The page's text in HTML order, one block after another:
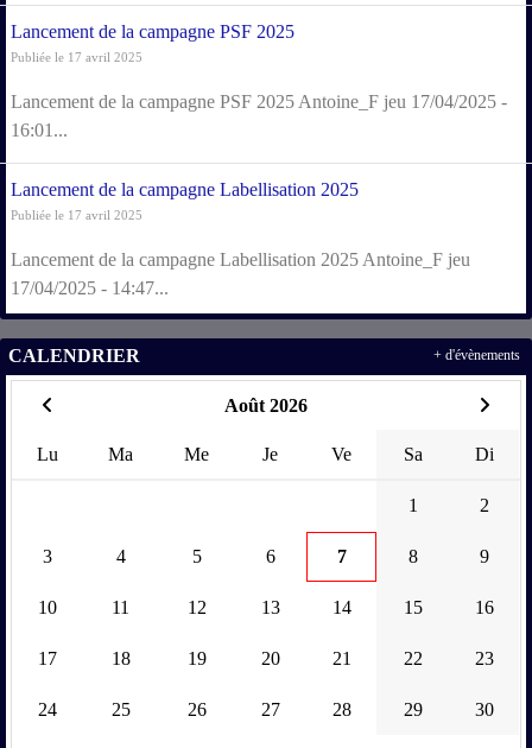
Lancement de la campagne PSF 2025
Publiée le 17 avril 2025
Lancement de la campagne PSF 2025 Antoine_F jeu 17/04/2025 -
16:01...
Lancement de la campagne Labellisation 2025
Publiée le 17 avril 2025
Lancement de la campagne Labellisation 2025 Antoine_F jeu
17/04/2025 - 14:47...
CALENDRIER
Août 2026
Lu Ma Me Je Ve Sa Di
1 2
3 4 5 6 7 8 9
10 11 12 13 14 15 16
17 18 19 20 21 22 23
24 25 26 27 28 29 30
+ d'évènements